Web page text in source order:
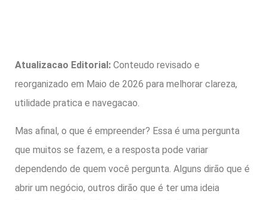
Atualizacao Editorial: Conteudo revisado e
reorganizado em Maio de 2026 para melhorar clareza,
utilidade pratica e navegacao.
Mas afinal, o que é empreender? Essa é uma pergunta
que muitos se fazem, e a resposta pode variar
dependendo de quem você pergunta. Alguns dirão que é
abrir um negócio, outros dirão que é ter uma ideia